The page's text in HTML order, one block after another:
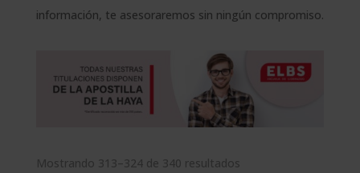
información, te asesoraremos sin ningún compromiso.
Mostrando 313–324 de 340 resultadosOrdenado